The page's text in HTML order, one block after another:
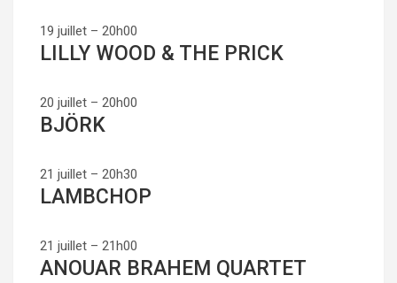
19 juillet – 20h00
LILLY WOOD & THE PRICK
20 juillet – 20h00
BJÖRK
21 juillet – 20h30
LAMBCHOP
21 juillet – 21h00
ANOUAR BRAHEM QUARTET